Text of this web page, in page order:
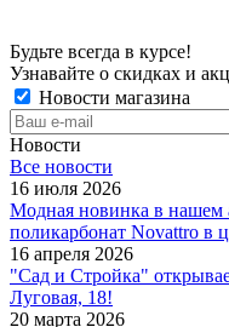
Будьте всегда в курсе!
Узнавайте о скидках и
Новости магазина
Новости
Все новости
16 июля 2026
Модная новинка в нашем
поликарбонат Novattro в
16 апреля 2026
"Сад и Стройка"
Луговая, 18!
20 марта 2026